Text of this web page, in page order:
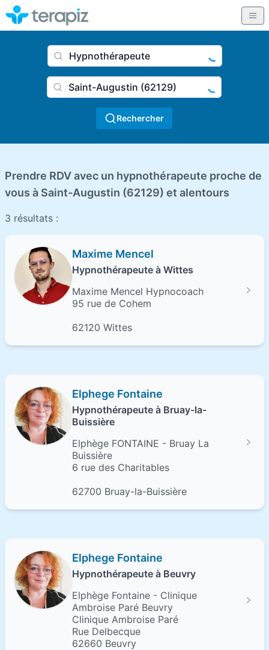
Nom du praticien, profession
Ville
Rechercher
Prendre RDV avec un hypnothérapeute proche de
vous à Saint-Augustin (62129) et alentours
3 résultats :
Maxime Mencel
Hypnothérapeute à Wittes
Maxime Mencel Hypnocoach
95 rue de Cohem
62120 Wittes
Elphege Fontaine
Hypnothérapeute à Bruay-la-
Buissière
Elphège FONTAINE - Bruay La
Buissière
6 rue des Charitables
62700 Bruay-la-Buissière
Elphege Fontaine
Hypnothérapeute à Beuvry
Elphège Fontaine - Clinique
Ambroise Paré Beuvry
Clinique Ambroise Paré
Rue Delbecque
62660 Beuvry